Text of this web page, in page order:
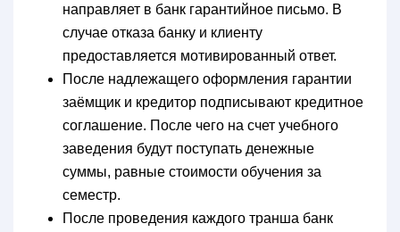
направляет в банк гарантийное письмо. В
случае отказа банку и клиенту
предоставляется мотивированный ответ.
После надлежащего оформления гарантии
заёмщик и кредитор подписывают кредитное
соглашение. После чего на счет учебного
заведения будут поступать денежные
суммы, равные стоимости обучения за
семестр.
После проведения каждого транша банк